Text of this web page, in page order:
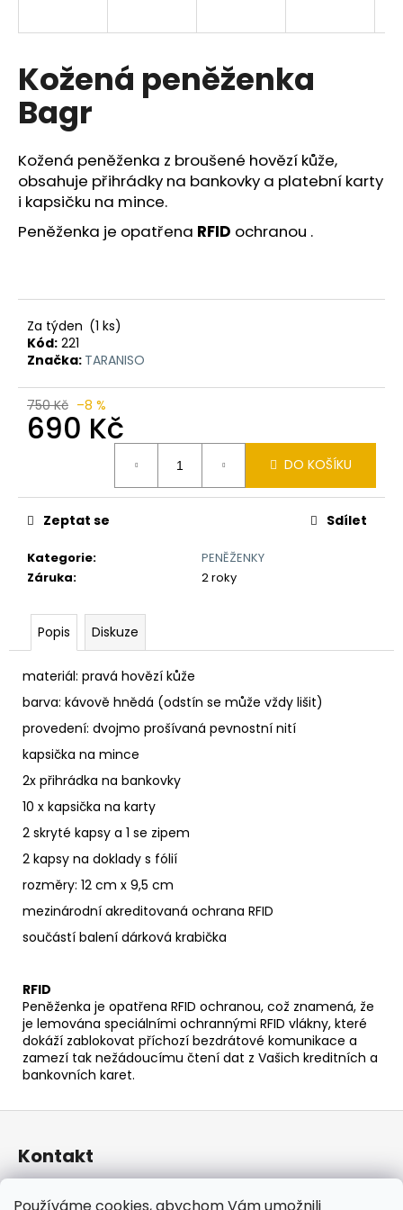
Kožená peněženka
Bagr
Kožená peněženka z broušené hovězí kůže,
obsahuje přihrádky na bankovky a platební karty
i kapsičku na mince.
Peněženka je opatřena RFID ochranou .
Za týden (1 ks)
Kód: 221
Značka: TARANISO
750 Kč –8 %
690 Kč
DO KOŠÍKU
Kategorie:
PENĚŽENKY
Záruka: 2 roky
Zeptat se Sdílet
Popis Diskuze
materiál: pravá hovězí kůže
barva: kávově hnědá (odstín se může vždy lišit)
provedení: dvojmo prošívaná pevnostní nití
kapsička na mince
2x přihrádka na bankovky
10 x kapsička na karty
2 skryté kapsy a 1 se zipem
2 kapsy na doklady s fólií
rozměry: 12 cm x 9,5 cm
mezinárodní akreditovaná ochrana RFID
součástí balení dárková krabička
RFID
Peněženka je opatřena RFID ochranou, což znamená, že
je lemována speciálními ochrannými RFID vlákny, které
dokáží zablokovat příchozí bezdrátové komunikace a
zamezí tak nežádoucímu čtení dat z Vašich kreditních a
bankovních karet.
í
t
?
HLEDAT
o
p
o
u
č
u
e
TLUSTÝ
GROŠ
VÁCLAVA
VÝROČÍ
RAŽBY
LET
Č.56
250
Kč
Z
p
a
Kontakt